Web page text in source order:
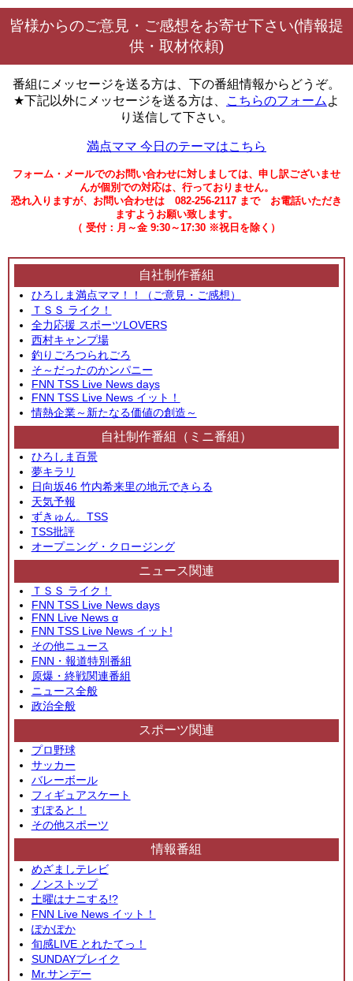
皆様からのご意見・ご感想をお寄せ下さい(情報提
供・取材依頼)
番組にメッセージを送る方は、下の番組情報からどうぞ。
★下記以外にメッセージを送る方は、
こちらのフォーム よ
り送信して下さい。
満点ママ 今日のテーマはこちら
フォーム・メールでのお問い合わせに対しましては、申し訳ございませ
んが個別での対応は、行っておりません。
恐れ入りますが、お問い合わせは 082-256-2117 まで お電話いただき
ますようお願い致します。
（ 受付：月～金 9:30～17:30 ※祝日を除く）
自社制作番組
ひろしま満点ママ！！（ご意見・ご感想）
ＴＳＳ ライク！
全力応援 スポーツLOVERS
西村キャンプ場
釣りごろつられごろ
そ～だったのかンパニー
FNN TSS Live News days
FNN TSS Live News イット！
情熱企業～新たなる価値の創造～
自社制作番組（ミニ番組）
ひろしま百景
夢キラリ
日向坂46 竹内希来里の地元できらる
天気予報
ずきゅん。TSS
TSS批評
オープニング・クロージング
ニュース関連
ＴＳＳ ライク！
FNN TSS Live News days
FNN Live News α
FNN TSS Live News イット!
その他ニュース
FNN・報道特別番組
原爆・終戦関連番組
ニュース全般
政治全般
スポーツ関連
プロ野球
サッカー
バレーボール
フィギュアスケート
すぽると！
その他スポーツ
情報番組
めざましテレビ
ノンストップ
土曜はナニする!?
FNN Live News イット！
ぽかぽか
旬感LIVE とれたてっ！
SUNDAYブレイク
Mr.サンデー